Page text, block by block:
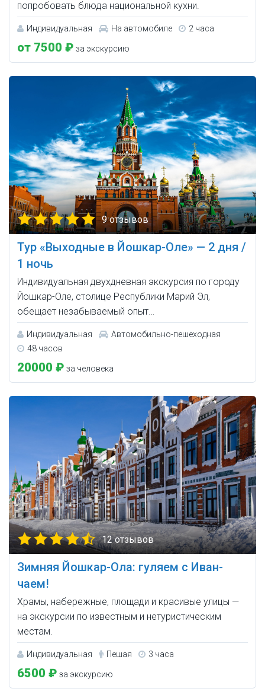
попробовать блюда национальной кухни.
Индивидуальная На автомобиле 2 часа
от 7500 ₽ за экскурсию
9 отзывов
Тур «Выходные в Йошкар-Оле» — 2 дня /
1 ночь
Индивидуальная двухдневная экскурсия по городу
Йошкар-Оле, столице Республики Марий Эл,
обещает незабываемый опыт…
Индивидуальная
Автомобильно-пешеходная
48 часов
20000 ₽ за человека
12 отзывов
Зимняя Йошкар-Ола: гуляем с Иван-
чаем!
Храмы, набережные, площади и красивые улицы —
на экскурсии по известным и нетуристическим
местам.
Индивидуальная Пешая 3 часа
6500 ₽ за экскурсию